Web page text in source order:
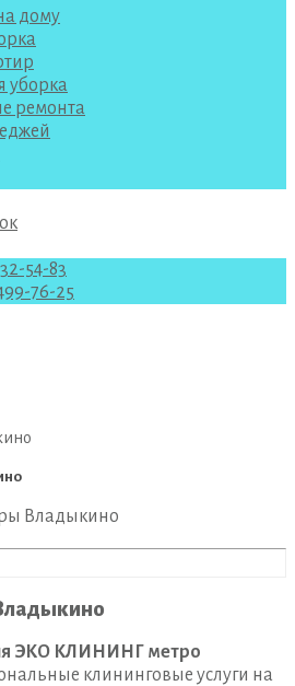
дому
уборка
ремонта
54-83
76-25
ЭКО КЛИНИНГ метро
клининговые услуги на